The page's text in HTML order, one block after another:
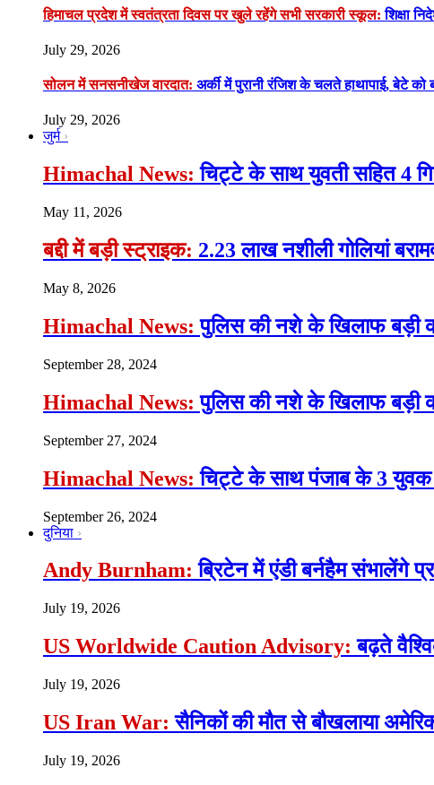
हिमाचल प्रदेश में स्वतंत्रता दिवस पर खुले रहेंगे सभी सरकारी स्कूल: शिक्षा
July 29, 2026
सोलन में सनसनीखेज वारदात: अर्की में पुरानी रंजिश के चलते हाथापाई, बेटे
July 29, 2026
जुर्म
Himachal News: चिट्टे के साथ युवती सहित 4
May 11, 2026
बद्दी में बड़ी स्ट्राइक: 2.23 लाख नशीली गोलियां
May 8, 2026
Himachal News: पुलिस की नशे के खिलाफ बड़ी
September 28, 2024
Himachal News: पुलिस की नशे के खिलाफ बड़ी
September 27, 2024
Himachal News: चिट्टे के साथ पंजाब के 3 युवक
September 26, 2024
दुनिया
Andy Burnham: ब्रिटेन में एंडी बर्नहैम संभालेंगे
July 19, 2026
US Worldwide Caution Advisory: बढ़ते
July 19, 2026
US Iran War: सैनिकों की मौत से बौखलाया
July 19, 2026